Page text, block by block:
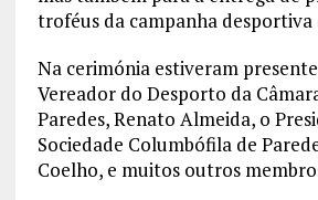
troféus da campanha desportiva
Na cerimónia estiveram
Vereador do Desporto da
Paredes, Renato Almeida, o
Sociedade Columbófila de
Coelho, e muitos outros